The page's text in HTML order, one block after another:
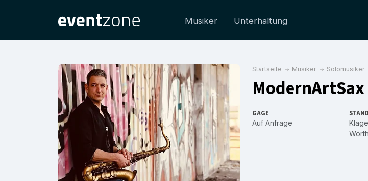
Musiker Unterhaltung
Startseite Musiker Solomusiker
ModernArtSax
GAGE
Auf Anfrage